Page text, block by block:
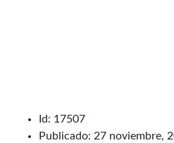
Id: 17507
Publicado: 27 noviembre,